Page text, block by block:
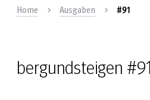
Home Ausgaben #91
bergundsteigen #91